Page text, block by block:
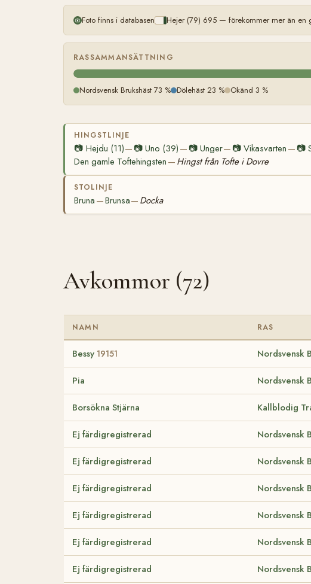
Foto finns i databasen Hejer (79) 695 — förekommer mer än en
RASSAMMANSÄTTNING
Nordsvensk Brukshäst 73 % Dölehäst 23 % Okänd 3 %
HINGSTLINJE
📷 Hejdu (11)— 📷Uno (39) — 📷 Unger— 📷 Vikasvarten — 📷
Den gamle Toftehingsten — Hingst från Tofte i Dovre
STOLINJE
Bruna —Brunsa— Docka
Avkommor (72)
NAMN RAS
Bessy 19151 Nordsvensk
Pia Nordsvensk
Borsökna Stjärna Kallblodig
Ej färdigregistrerad Nordsvensk
Ej färdigregistrerad Nordsvensk
Ej färdigregistrerad Nordsvensk
Ej färdigregistrerad Nordsvensk
Ej färdigregistrerad Nordsvensk
Ej färdigregistrerad Nordsvensk